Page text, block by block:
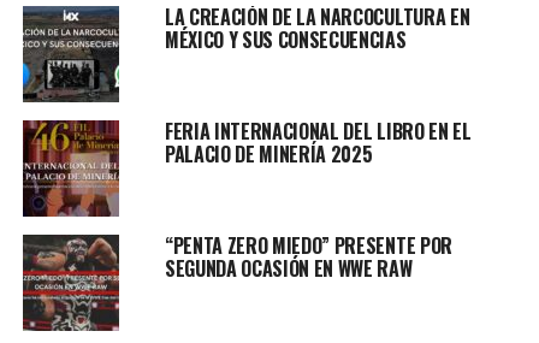
LA CREACIÓN DE LA NARCOCULTURA EN
MÉXICO Y SUS CONSECUENCIAS
FERIA INTERNACIONAL DEL LIBRO EN EL
PALACIO DE MINERÍA 2025
“PENTA ZERO MIEDO” PRESENTE POR
SEGUNDA OCASIÓN EN WWE RAW